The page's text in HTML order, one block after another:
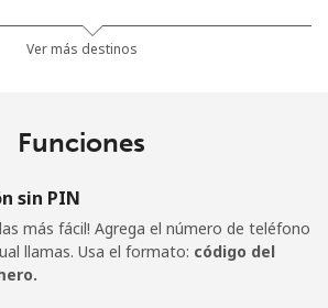
27 min por ⁦$10⁩
Ver más destinos
Funciones
sin PIN
más fácil! Agrega el número de teléfono
llamas. Usa el formato: código del